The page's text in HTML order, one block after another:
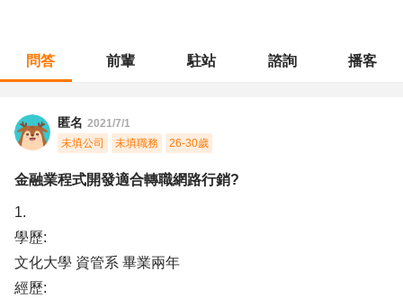
問答 前輩 駐站 諮詢 播客
匿名 2021/7/1
未填公司
未填職務 26-30歲
金融業程式開發適合轉職網路行銷?
1.
學歷:
文化大學 資管系 畢業兩年
經歷: